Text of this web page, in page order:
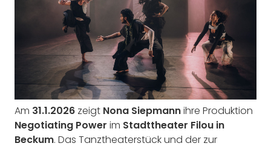
Am 31.1.2026 zeigt Nona Siepmannihre Produktion
Negotiating Power im Stadttheater Filou in
Beckum. Das Tanztheaterstück und der zur